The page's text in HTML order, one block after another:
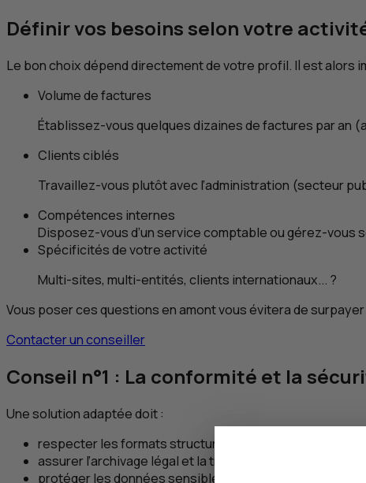
Définir vos besoins selon votre
Le bon choix dépend directement de votre profil. Il est alors
Volume de factures
Établissez-vous quelques dizaines de factures par an
Clients ciblés
Travaillez-vous plutôt avec l’administration (secteur
Compétences internes
Disposez-vous d’un service comptable ou gérez-vous
Spécificités de votre activité
Multi-sites, multi-entités, clients internationaux... ?
Vous poser ces questions en amont vous évitera de
Contacter un conseiller
Conseil n°1 : La conformité et la
Une solution adaptée doit :
respecter les formats structurés exigés par la réforme ;
assurer l’archivage légal et la traçabilité des flux ;
protéger les données sensibles (informations